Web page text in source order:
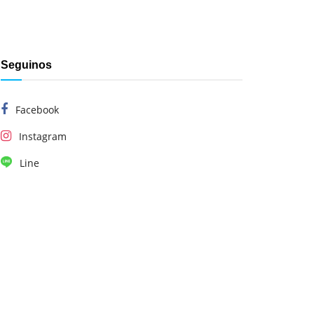
Seguinos
Facebook
Instagram
Line